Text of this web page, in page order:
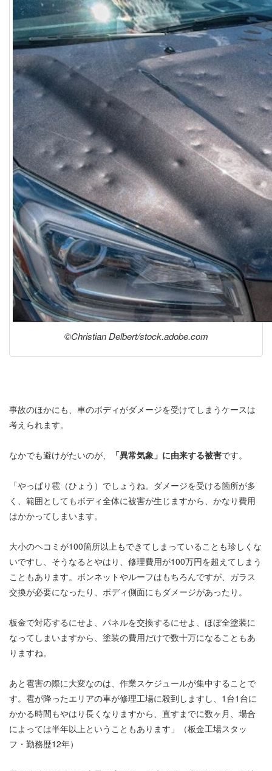
©Christian Delbert/stock.adobe.com
事故のほかにも、車のボディがダメージを受けてしまうケースは
考えられます。
なかでも避けがたいのが、 「異常気象」に由来する被害です。
「やっぱり雹（ひょう）でしょうね。ダメージを受ける箇所が多
く、範囲としてもボディ全体に被害が生じますから、かなり費用
はかかってしまいます。
大小のヘコミが100箇所以上もできてしまっていることも珍しくな
いですし、そうなるとやはり、修理費用が100万円を超えてしまう
こともあります。ボンネットやルーフはもちろんですが、ガラス
交換が必要になったり、ボディ側面にもダメージがあったり。
板金で対応するにせよ、パネルを交換するにせよ、ほぼ全塗装に
なってしまいますから、塗装の費用だけで数十万になることもあ
りますね。
あと雹害の際に大変なのは、作業スケジュールが集中することで
す。雹が降ったエリアの車が修理工場に殺到しますし、1台1台に
かかる時間もやはり長くなりますから、直すまでに数ヶ月、場合
によっては半年以上ということもあります」（板金工場スタッ
フ・勤務歴12年）